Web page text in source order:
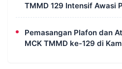
TMMD 129 Intensif Awasi
Wanam
Pemasangan Plafon dan
MCK TMMD ke-129 di